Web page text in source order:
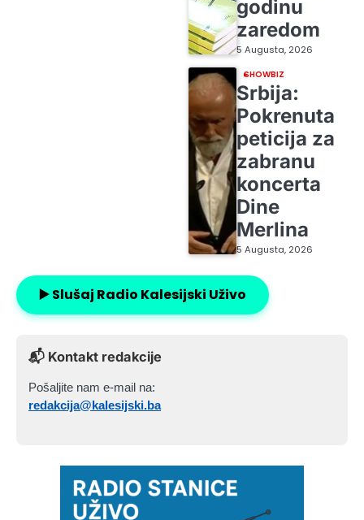
godinu
zaredom
5 Augusta, 2026
SHOWBIZ
Srbija:
Pokrenuta
peticija za
zabranu
koncerta
Dine
Merlina
5 Augusta, 2026
▶️ Slušaj Radio Kalesijski Uživo
📬 Kontakt redakcije
Pošaljite nam e-mail na:
redakcija@kalesijski.ba